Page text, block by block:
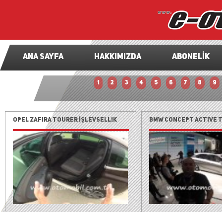
ANA SAYFA HAKKIMIZDA ABONELİK
1 2 3 4 5 6 7 8 9
Opel Zafira Tourer İşlevsellik
Özellikleri Testi
BMW Concept Active
Motor Show 2012